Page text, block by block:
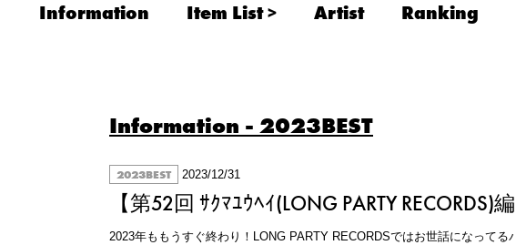
Information Item List Artist Ranking
Information - 2023BEST
2023BEST 2023/12/31
【第52回 ｻｸﾏﾕｳﾍｲ(LONG PARTY
2023年ももうすぐ終わり！LONG PARTY RECORDSではお世話になって